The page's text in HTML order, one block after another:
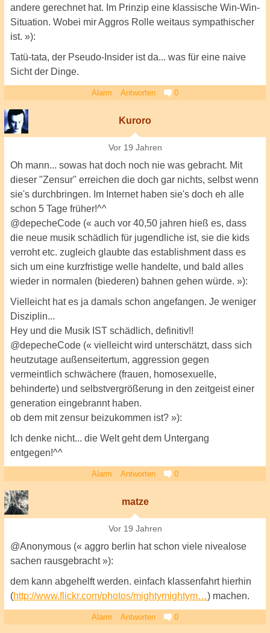
andere gerechnet hat. Im Prinzip eine klassische Win-Win-
Situation. Wobei mir Aggros Rolle weitaus sympathischer
ist. »):
Tatü-tata, der Pseudo-Insider ist da... was für eine naive
Sicht der Dinge.
Alarm Antworten 0
Kuroro
Vor 19 Jahren
Oh mann... sowas hat doch noch nie was gebracht. Mit
dieser "Zensur" erreichen die doch gar nichts, selbst wenn
sie's durchbringen. Im Internet haben sie's doch eh alle
schon 5 Tage früher!^^
@depecheCode (« auch vor 40,50 jahren hieß es, dass
die neue musik schädlich für jugendliche ist, sie die kids
verroht etc. zugleich glaubte das establishment dass es
sich um eine kurzfristige welle handelte, und bald alles
wieder in normalen (biederen) bahnen gehen würde. »):
Vielleicht hat es ja damals schon angefangen. Je weniger
Disziplin...
Hey und die Musik IST schädlich, definitiv!!
@depecheCode (« vielleicht wird unterschätzt, dass sich
heutzutage außenseitertum, aggression gegen
vermeintlich schwächere (frauen, homosexuelle,
behinderte) und selbstvergrößerung in den zeitgeist einer
generation eingebrannt haben.
ob dem mit zensur beizukommen ist? »):
Ich denke nicht... die Welt geht dem Untergang
entgegen!^^
Alarm Antworten 0
matze
Vor 19 Jahren
@Anonymous (« aggro berlin hat schon viele nivealose
sachen rausgebracht »):
dem kann abgehelft werden. einfach klassenfahrt hierhin
(http://www.flickr.com/photos/mightymightym…) machen.
Alarm Antworten 0